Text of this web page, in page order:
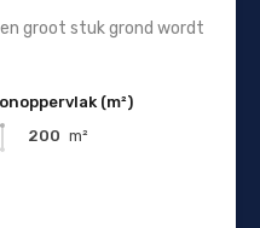
groot stuk grond wordt
(m²)
200 m²